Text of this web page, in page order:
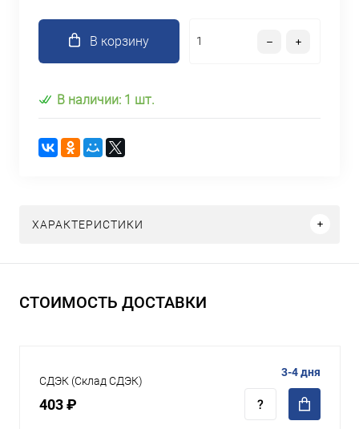
В корзину
В наличии: 1 шт.
ХАРАКТЕРИСТИКИ
СТОИМОСТЬ ДОСТАВКИ
СДЭК (Склад СДЭК)
403 ₽
3-4 дня